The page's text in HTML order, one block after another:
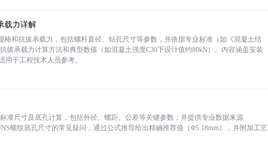
载力详解
格和抗拔承载力，包括螺杆直径、钻孔尺寸等参数，并依据专业标准（如《混凝土结
拔承载力计算方法和典型数值（如混凝土强度C30下设计值约80kN）。内容涵盖安装
用于工程技术人员参考。
准尺寸及底孔计算，包括外径、螺距、公差等关键参数，并提供专业数据来源
螺纹底孔尺寸的常见疑问，通过公式推导给出精确推荐值（Φ5.18mm），并附加工艺